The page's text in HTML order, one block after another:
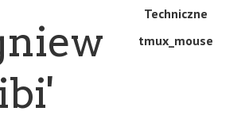
Menu
content
Techniczne
tmux_mouse